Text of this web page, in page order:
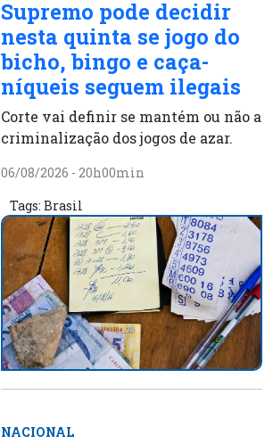
Supremo pode decidir
nesta quinta se jogo do
bicho, bingo e caça-
níqueis seguem ilegais
Corte vai definir se mantém ou não a
criminalização dos jogos de azar.
06/08/2026 - 20h00min
Tags: Brasil
NACIONAL